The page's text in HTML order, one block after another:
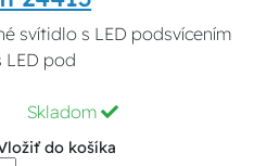
svítidlo s LED podsvícením
LED pod
Skladom
do košíka